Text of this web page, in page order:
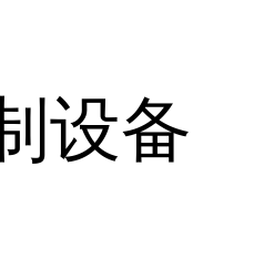
设备